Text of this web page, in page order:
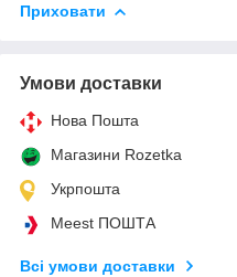
Приховати
Умови доставки
Нова Пошта
Магазини Rozetka
Укрпошта
Meest ПОШТА
Всі умови доставки